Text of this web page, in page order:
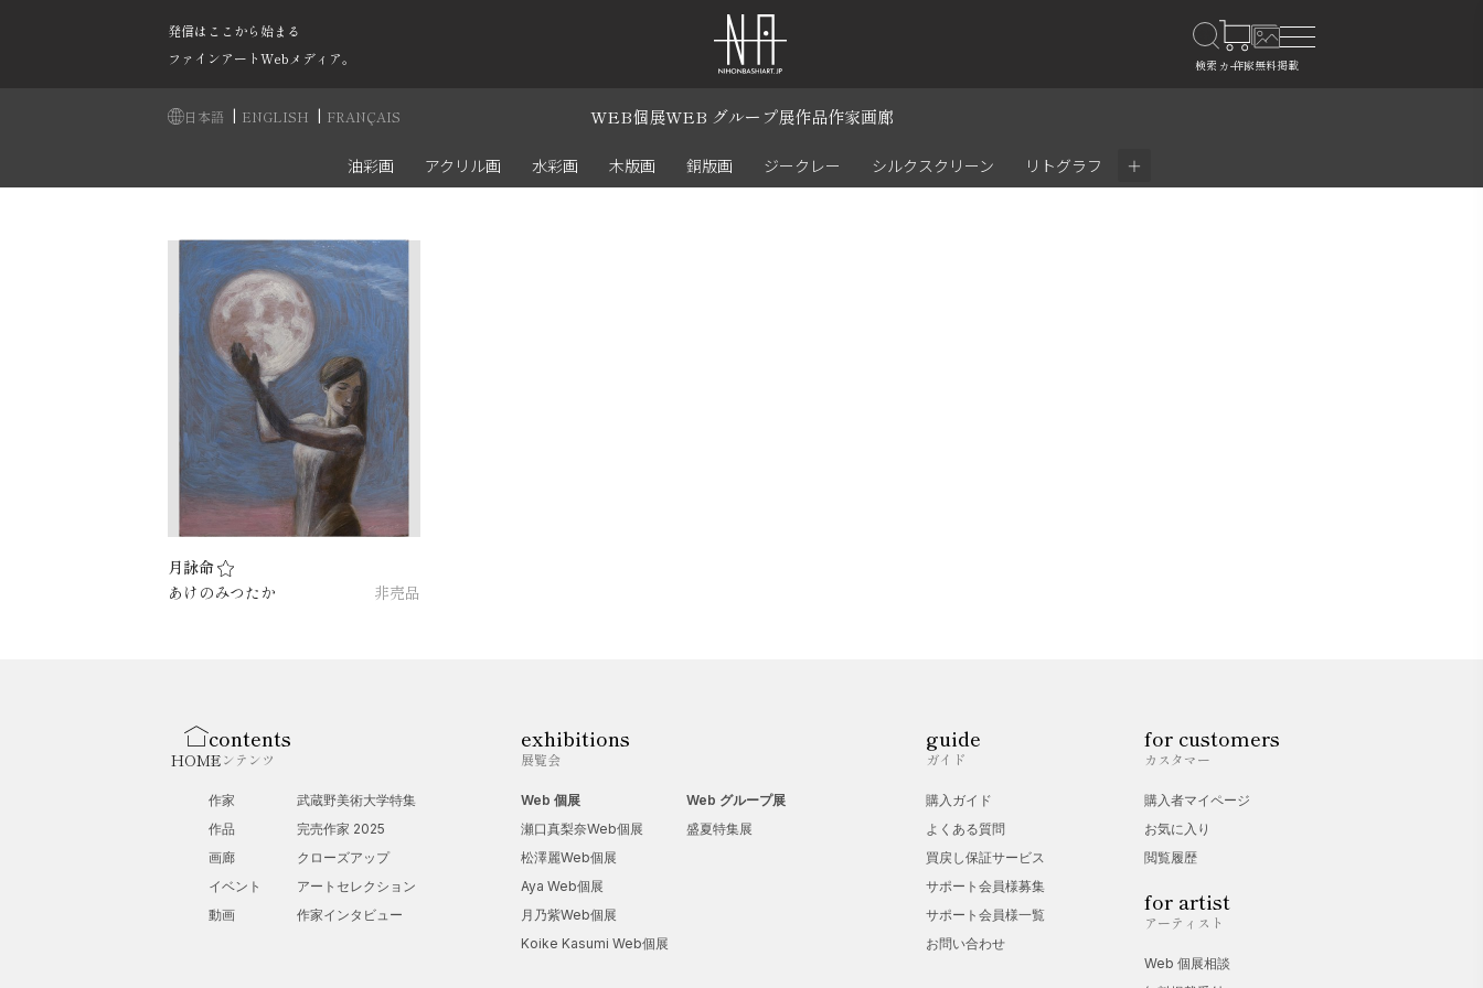
発信はここから始まる
ファインアートWebメディア。
日本語 | ENGLISH | FRANÇAIS WEB個展WEB グループ展作品作家画廊
油彩画 アクリル画 水彩画 木版画 銅版画 ジークレー シルクスクリーン リトグラフ ＋
月詠命
あけのみつたか
非売品
HOME
contents
コンテンツ
作家
作品
画廊
イベント
動画
武蔵野美術大学特集
完売作家 2025
クローズアップ
アートセレクション
作家インタビュー
exhibitions
展覧会
Web 個展
瀬口真梨奈Web個展
松澤麗Web個展
Aya Web個展
月乃紫Web個展
Koike Kasumi Web個展
Web グループ展
盛夏特集展
guide
ガイド
購入ガイド
よくある質問
買戻し保証サービス
サポート会員様募集
サポート会員様一覧
お問い合わせ
for customers
カスタマー
購入者マイページ
お気に入り
閲覧履歴
for artist
アーティスト
Web 個展相談